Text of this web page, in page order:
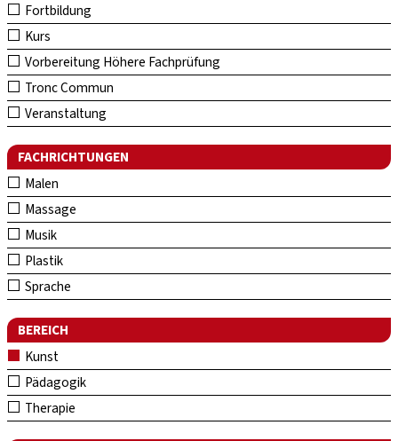
Fortbildung
Kurs
Vorbereitung Höhere Fachprüfung
Tronc Commun
Veranstaltung
FACHRICHTUNGEN
Malen
Massage
Musik
Plastik
Sprache
BEREICH
Kunst
Pädagogik
Therapie